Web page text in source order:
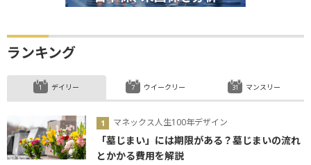
ランキング
デイリー
マネックス人生100年デザイン
「墓じまい」には期限がある？墓じまいの流れ
とかかる費用を解説
ウイークリー マンスリー